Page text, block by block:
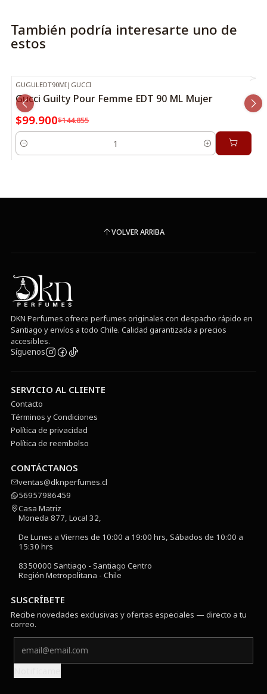
También podría interesarte uno de
estos
-31%OFF
GUGULEDT90MI | GUCCI
Gucci Guilty Pour Femme EDT 90 ML Mujer
$99.900$144.855
Cantidad
VOLVER ARRIBA
DKN Perfumes ofrece perfumes originales con despacho rápido en
Santiago y envíos a todo Chile. Calidad garantizada a precios
accesibles.
Síguenos
SERVICIO AL CLIENTE
Contacto
Términos y Condiciones
Política de privacidad
Política de reembolso
CONTÁCTANOS
ventas@dknperfumes.cl
56957986459
Casa Matriz
Moneda 877, Local 32,
De Lunes a Viernes de 10:00 a 19:00 hrs, Sábados de 10:00 a
15:30 hrs
8350000 Santiago - Santiago Centro
Región Metropolitana - Chile
SUSCRÍBETE
Recibe novedades exclusivas y ofertas especiales — directo a tu
correo.